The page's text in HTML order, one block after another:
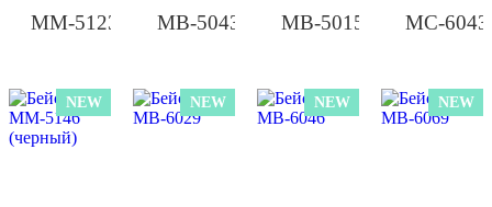
ММ-5123
МВ-5043
МВ-5015
МС-6043
NEW NEW NEW NEW